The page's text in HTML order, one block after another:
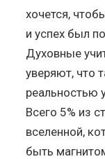
хочется,
и успех был
Духовные
уверяют, что
реальностью
Всего 5% из
вселенной,
быть